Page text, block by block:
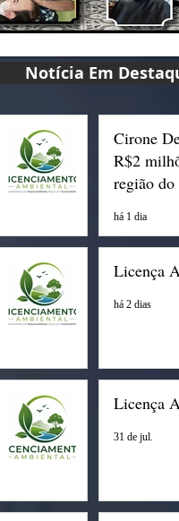
Em
Cirone
R$2
região do
há 1 dia
Licença
há 2 dias
Licença
31 de jul.